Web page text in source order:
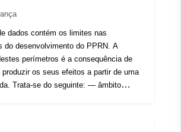
dados contém os limites nas
do desenvolvimento do PPRN. A
perímetros é a consequência de
os seus efeitos a partir de uma
se do seguinte: — âmbito
ao âmbito regulado pelo RPP